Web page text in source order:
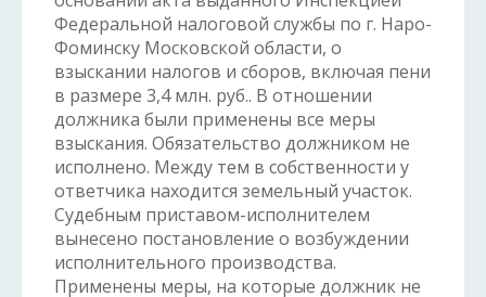
Федеральной налоговой службы по г. Наро-
Фоминску Московской области, о
взыскании налогов и сборов, включая пени
в размере 3,4 млн. руб.. В отношении
должника были применены все меры
взыскания. Обязательство должником не
исполнено. Между тем в собственности у
ответчика находится земельный участок.
Судебным приставом-исполнителем
вынесено постановление о возбуждении
исполнительного производства.
Применены меры, на которые должник не